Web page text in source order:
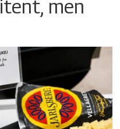
men